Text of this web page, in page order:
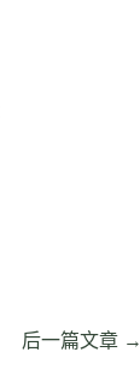
后一篇文章 →